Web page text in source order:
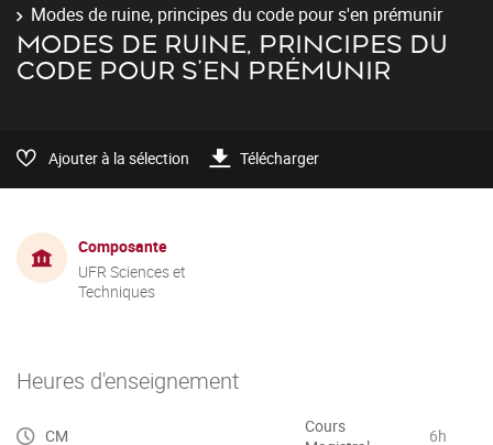
Modes de ruine, principes du code pour s'en prémunir
MODES DE RUINE, PRINCIPES DU
CODE POUR S'EN PRÉMUNIR
Ajouter à la sélection Télécharger
Composante
UFR Sciences et
Techniques
Heures d'enseignement
CM
Cours
6h